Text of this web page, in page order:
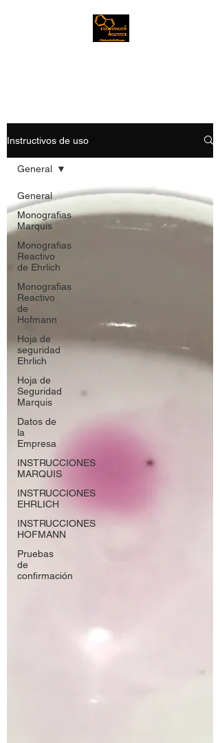
Instructivos de uso
General
Monografias
Marquis
Monografias
Reactivo
de Ehrlich
Monografias
Reactivo
de
Hofmann
Hoja de
seguridad
Ehrlich
Hoja de
Seguridad
Marquis
Datos de
la
Empresa
INSTRUCCIONES
MARQUIS
INSTRUCCIONES
EHRLICH
INSTRUCCIONES
HOFMANN
Pruebas
de
confirmación
General